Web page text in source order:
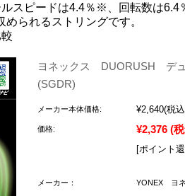
スピードは4.4％※、回転数は
られるストリングです。
ヨネックス DUORUSH デ
(SGDR)
メーカー本体価格: ¥2,640(税
価格: ¥2,376 (
[ポイント
メーカー： YONEX ヨ